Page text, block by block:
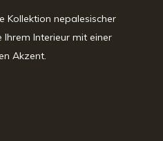
Kollektion nepalesischer
Ihrem Interieur mit einer
Akzent.